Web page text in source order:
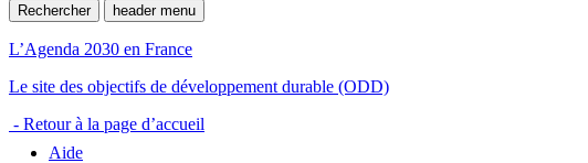
Rechercher header menu
L’Agenda 2030 en France
Le site des objectifs de développement durable (ODD)
- Retour à la page d’accueil
Aide